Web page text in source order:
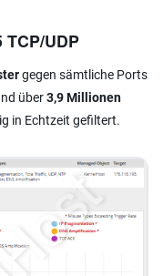
UDP
gegen sämtliche Ports
über3,9 Millionen
in Echtzeit gefiltert.